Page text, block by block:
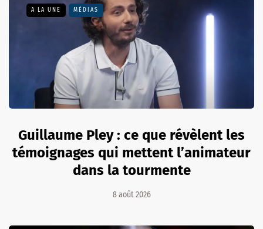
A LA UNE MÉDIAS
Guillaume Pley : ce que révèlent les
témoignages qui mettent l’animateur
dans la tourmente
8 août 2026